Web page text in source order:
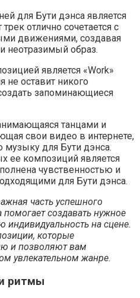
для Бути дэнса является
отлично сочетается с
движениями, создавая
неотразимый образ.
является «Work»
не оставит никого
запоминающиеся
танцами и
свои видео в интернете,
для Бути дэнса.
ее композиций является
чувственностью и
для Бути дэнса.
часть успешного
создавать нужное
индивидуальность на сцене.
которые
и позволяют вам
увлекательном жанре.
ритмы